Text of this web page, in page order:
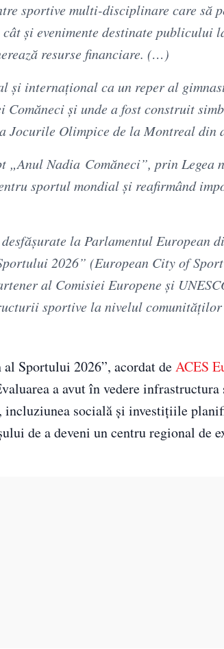
sportive multi-disciplinare care să
și evenimente destinate publicului
resurse financiare. (…)
și internațional ca un reper al
și unde a fost construit
Olimpice de la Montreal din
„Anul Nadia Comăneci”, prin Legea
sportul mondial și reafirmând
la Parlamentul European
2026” (European City of
al Comisiei Europene și
sportive la nivelul
Sportului 2026”, acordat deACES
a avut în vedere
socială și investițiile
de a deveni un centru regional de